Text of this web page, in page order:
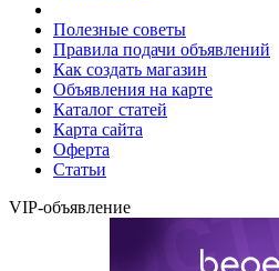
Полезные советы
Правила подачи объявлений
Как создать магазин
Объявления на карте
Каталог статей
Карта сайта
Оферта
Статьи
VIP-объявление